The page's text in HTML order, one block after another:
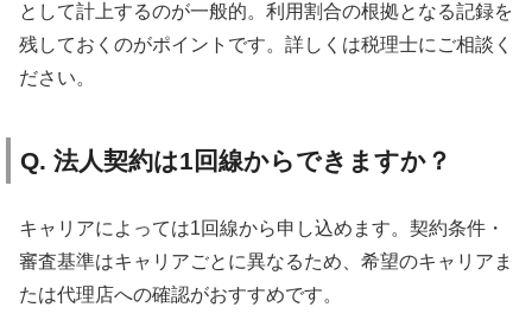
として計上するのが一般的。利用割合の根拠となる記録を
残しておくのがポイントです。詳しくは税理士にご相談く
ださい。
Q. 法人契約は1回線からできますか？
キャリアによっては1回線から申し込めます。契約条件・
審査基準はキャリアごとに異なるため、希望のキャリアま
たは代理店への確認がおすすめです。